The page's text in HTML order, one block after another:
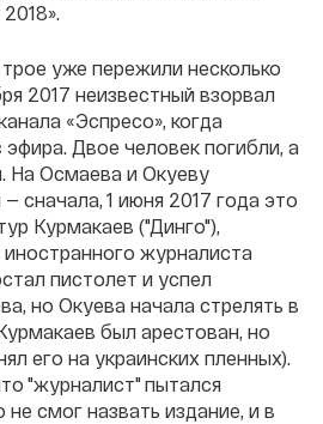
уже пережили несколько
2017 неизвестный взорвал
«Эспресо», когда
Двое человек погибли, а
На Осмаева и Окуеву
сначала, 1 июня 2017 года это
Курмакаев ("Динго"),
журналиста
пистолет и успел
но Окуева начала стрелять в
был арестован, но
его на украинских пленных).
"журналист" пытался
не смог назвать издание, и в